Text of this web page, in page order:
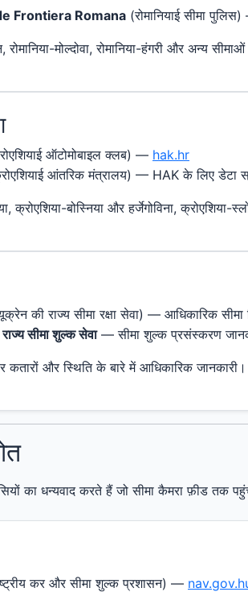
Frontiera Romana (रोमानियाई सीमा
रोमानिया-मोल्दोवा, रोमानिया-हंगरी और अन्य
ऑटोमोबाइल क्लब) — hak.hr
आंतरिक मंत्रालय) — HAK के लिए डेटा
क्रोएशिया-बोस्निया और हर्जेगोविना, क्रोएशिया-
की राज्य सीमा रक्षा सेवा) — आधिकारिक सीमा
सीमा शुल्क सेवा— सीमा शुल्क प्रसंस्करण
कतारों और स्थिति के बारे में आधिकारिक जानकारी।
का धन्यवाद करते हैं जो सीमा कैमरा फ़ीड तक
कर और सीमा शुल्क प्रशासन) —